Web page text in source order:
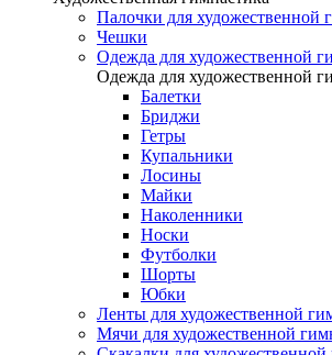
Палочки для художественной
Чешки
Одежда для художественной
Одежда для художественной
Балетки
Бриджи
Гетры
Купальники
Лосины
Майки
Наколенники
Носки
Футболки
Шорты
Юбки
Ленты для художественной
Мячи для художественной